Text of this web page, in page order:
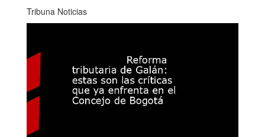
Tribuna Noticias